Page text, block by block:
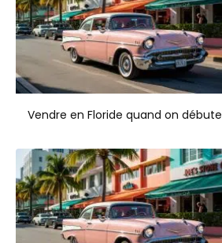
Vendre en Floride quand on débute